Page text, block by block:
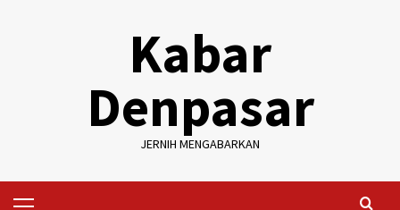
Kabar
Denpasar
JERNIH MENGABARKAN